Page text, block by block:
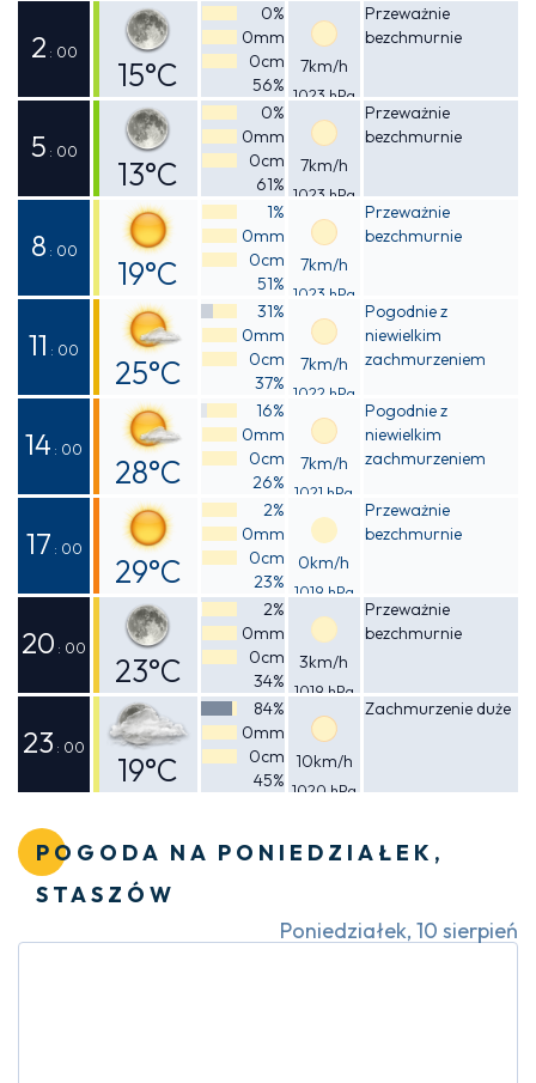
2 : 00
15°C
Odczuwalna
14°C
0%
0mm
0cm
56%
7km/h
1023 hPa
Przeważnie
bezchmurnie
5 : 00
13°C
Odczuwalna
12°C
0%
0mm
0cm
61%
7km/h
1023 hPa
Przeważnie
bezchmurnie
8 : 00
19°C
Odczuwalna
18°C
1%
0mm
0cm
51%
7km/h
1023 hPa
Przeważnie
bezchmurnie
11 : 00
25°C
Odczuwalna
24°C
31%
0mm
0cm
37%
7km/h
1022 hPa
Pogodnie z
niewielkim
zachmurzeniem
14 : 00
28°C
Odczuwalna
27°C
16%
0mm
0cm
26%
7km/h
1021 hPa
Pogodnie z
niewielkim
zachmurzeniem
17 : 00
29°C
Odczuwalna
28°C
2%
0mm
0cm
23%
0km/h
1019 hPa
Przeważnie
bezchmurnie
20 : 00
23°C
Odczuwalna
22°C
2%
0mm
0cm
34%
3km/h
1019 hPa
Przeważnie
bezchmurnie
23 : 00
19°C
84%
0mm
0cm
45%
10km/h
1020 hPa
Zachmurzenie duże
POGODA NA PONIEDZIAŁEK,
STASZÓW
Poniedziałek, 10 sierpień